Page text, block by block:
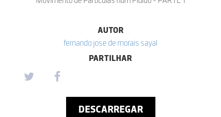
AUTOR
fernando jose de morais sayal
PARTILHAR
DESCARREGAR